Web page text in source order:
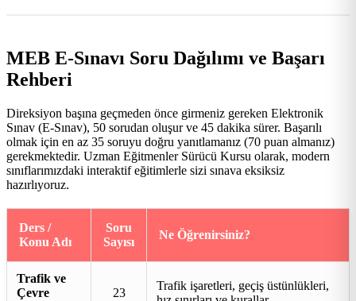
MEB E-Sınavı Soru Dağılımı ve Başarı
Rehberi
Direksiyon başına geçmeden önce girmeniz gereken Elektronik
Sınav (E-Sınav), 50 sorudan oluşur ve 45 dakika sürer. Başarılı
olmak için en az 35 soruyu doğru yanıtlamanız (70 puan almanız)
gerekmektedir. Uzman Eğitmenler Sürücü Kursu olarak, modern
sınıflarımızdaki interaktif eğitimlerle sizi sınava eksiksiz
hazırlıyoruz.
Ders /
Konu Adı
Soru
Sayısı
Ne Öğrenirsiniz?
Trafik ve
Çevre
23
Trafik işaretleri, geçiş üstünlükleri,